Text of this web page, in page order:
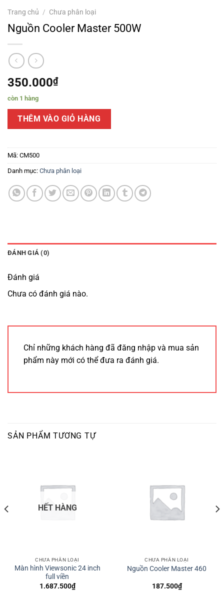
Trang chủ / Chưa phân loại
Nguồn Cooler Master 500W
350.000₫
còn 1 hàng
THÊM VÀO GIỎ HÀNG
Mã: CM500
Danh mục: Chưa phân loại
ĐÁNH GIÁ (0)
Đánh giá
Chưa có đánh giá nào.
Chỉ những khách hàng đã đăng nhập và mua sản
phẩm này mới có thể đưa ra đánh giá.
SẢN PHẨM TƯƠNG TỰ
HẾT HÀNG
CHƯA PHÂN LOẠI
Màn hình Viewsonic 24 inch
full viền
1.687.500₫
CHƯA PHÂN LOẠI
Nguồn Cooler Master 460
187.500₫